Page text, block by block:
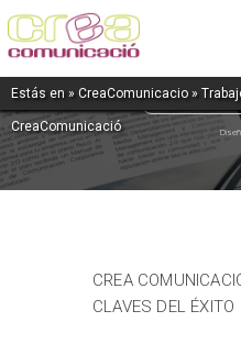
Estás en » CreaComunicacio »
CreaComunicació
Crea
CREA
CLAVES DEL ÉXITO